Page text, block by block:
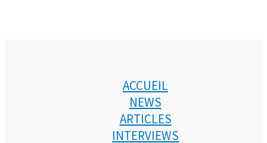
ACCUEIL
NEWS
ARTICLES
INTERVIEWS